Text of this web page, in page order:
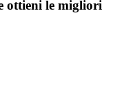
ottieni le migliori